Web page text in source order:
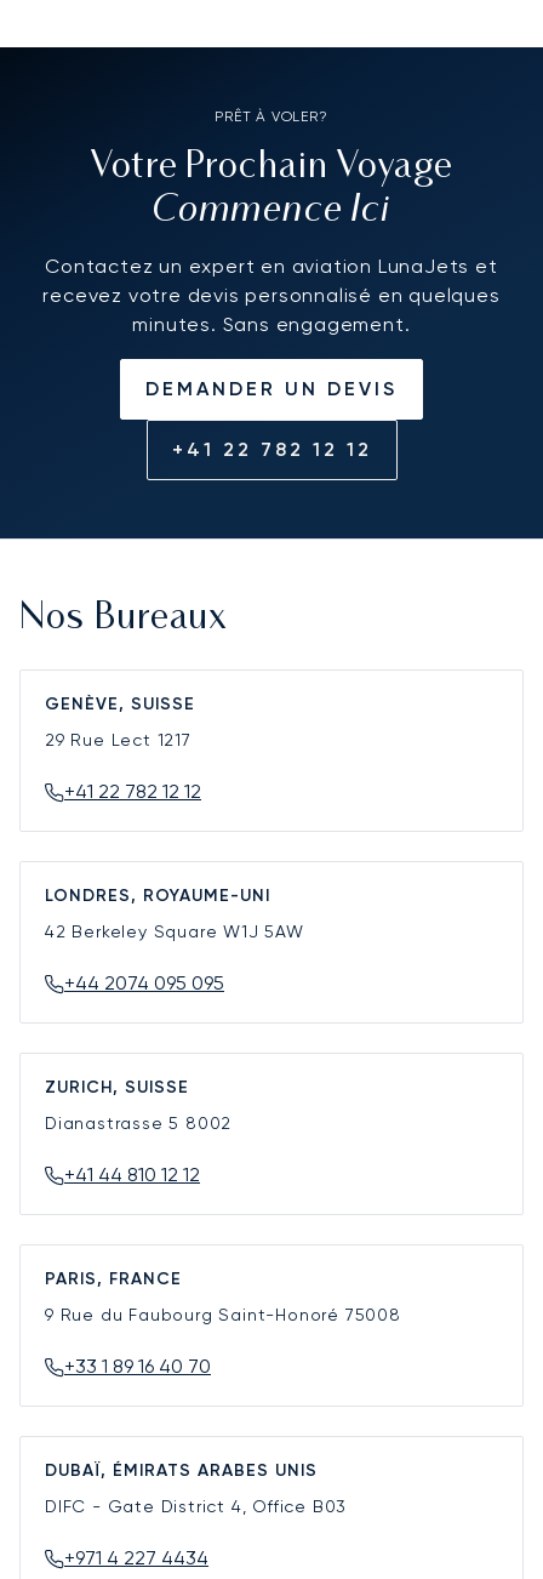
PRÊT À VOLER?
Votre Prochain Voyage
Commence Ici
Contactez un expert en aviation LunaJets et
recevez votre devis personnalisé en quelques
minutes. Sans engagement.
DEMANDER UN DEVIS
+41 22 782 12 12
Nos Bureaux
GENÈVE, SUISSE
29 Rue Lect 1217
+41 22 782 12 12
LONDRES, ROYAUME-UNI
42 Berkeley SquareW1J 5AW
+44 2074 095 095
ZURICH, SUISSE
Dianastrasse 5 8002
+41 44 810 12 12
PARIS, FRANCE
9 Rue du Faubourg Saint-Honoré 75008
+33 1 89 16 40 70
DUBAÏ, ÉMIRATS ARABES UNIS
DIFC - Gate District 4, Office B03
+971 4 227 4434